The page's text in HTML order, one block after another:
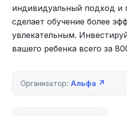
индивидуальный подход и
сделает обучение более
увлекательным.
вашего ребенка всего за
Организатор: Альфа ↗